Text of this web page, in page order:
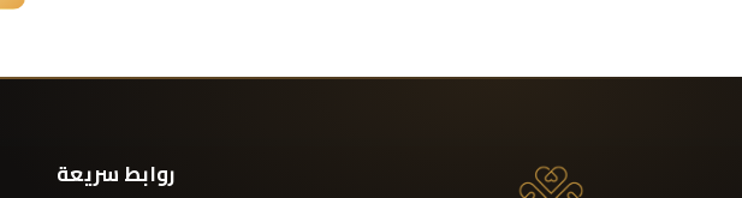
روابط سريعة